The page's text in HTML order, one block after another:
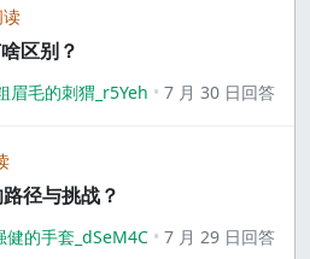
读
区别？
眉毛的刺猬_r5Yeh 7 月 30 日回答
径与挑战？
健的手套_dSeM4C 7 月 29 日回答